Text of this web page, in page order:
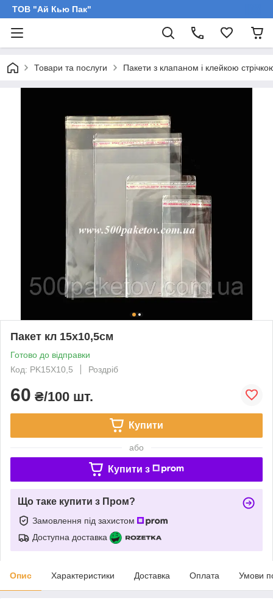
ТОВ "Ай Кью Пак"
Товари та послуги Пакети з клапаном і клейкою
Пакет кл 15х10,5см
Готово до відправки
Код: PK15X10,5
Роздріб
60 ₴/100 шт.
Купити
або
Купити з
Що таке купити з Пром?
Замовлення під захистом
Доступна доставка
Опис Характеристики Доставка Оплата Умови